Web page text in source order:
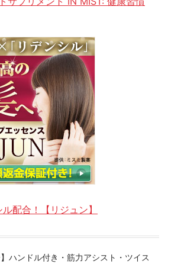
配合！【リジュン】
ハンドル付き・筋力アシスト・ツイス